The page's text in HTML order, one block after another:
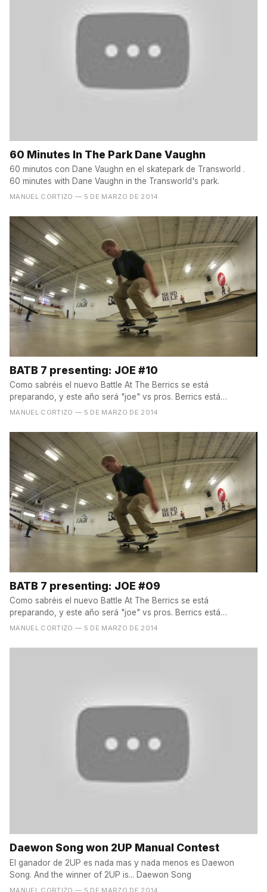
60 Minutes In The Park Dane Vaughn
60 minutos con Dane Vaughn en el skatepark de Transworld .
60 minutes with Dane Vaughn in the Transworld's park.
MANUEL CORTIZO — 5 DE MARZO DE 2014
BATB 7 presenting: JOE #10
Como sabréis el nuevo Battle At The Berrics se está
preparando, y este año será "joe" vs pros. Berrics está
presentando...
MANUEL CORTIZO — 5 DE MARZO DE 2014
BATB 7 presenting: JOE #09
Como sabréis el nuevo Battle At The Berrics se está
preparando, y este año será "joe" vs pros. Berrics está
presentando...
MANUEL CORTIZO — 5 DE MARZO DE 2014
Daewon Song won 2UP Manual Contest
El ganador de 2UP es nada mas y nada menos es Daewon
Song. And the winner of 2UP is... Daewon Song